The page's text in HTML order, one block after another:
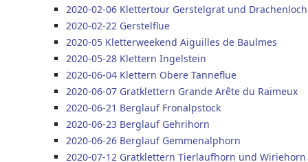
2020-02-06 Klettertour Gerstelgrat und Drachenloch
2020-02-22 Gerstelflue
2020-05 Kletterweekend Aiguilles de Baulmes
2020-05-28 Klettern Ingelstein
2020-06-04 Klettern Obere Tanneflue
2020-06-07 Gratklettern Grande Arête du Raimeux
2020-06-21 Berglauf Fronalpstock
2020-06-23 Berglauf Gehrihorn
2020-06-26 Berglauf Gemmenalphorn
2020-07-12 Gratklettern Tierlaufhorn und Wiriehorn